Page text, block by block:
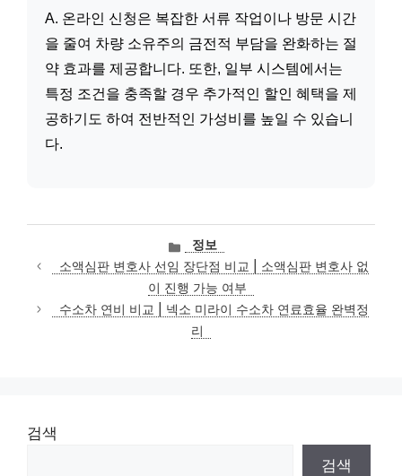
A. 온라인 신청은 복잡한 서류 작업이나 방문 시간
을 줄여 차량 소유주의 금전적 부담을 완화하는 절
약 효과를 제공합니다. 또한, 일부 시스템에서는
특정 조건을 충족할 경우 추가적인 할인 혜택을 제
공하기도 하여 전반적인 가성비를 높일 수 있습니
다.
카
테
고
리
정보
소액심판 변호사 선임 장단점 비교 | 소액심판 변호사 없
이 진행 가능 여부
수소차 연비 비교 | 넥소 미라이 수소차 연료효율 완벽정
리
검색
검색